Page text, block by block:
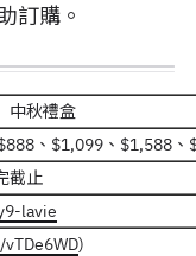
訂購。
中秋禮盒
、$1,099、$1,588、
截止
lavie
)